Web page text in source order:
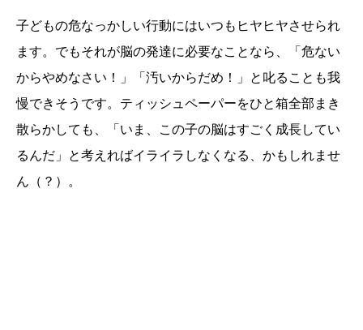
子どもの危なっかしい行動にはいつもヒヤヒヤさせられ
ます。でもそれが脳の発達に必要なことなら、「危ない
からやめなさい！」「汚いからだめ！」と叱ることも我
慢できそうです。ティッシュペーパーをひと箱全部まき
散らかしても、「いま、この子の脳はすごく成長してい
るんだ」と考えればイライラしなくなる、かもしれませ
ん（？）。